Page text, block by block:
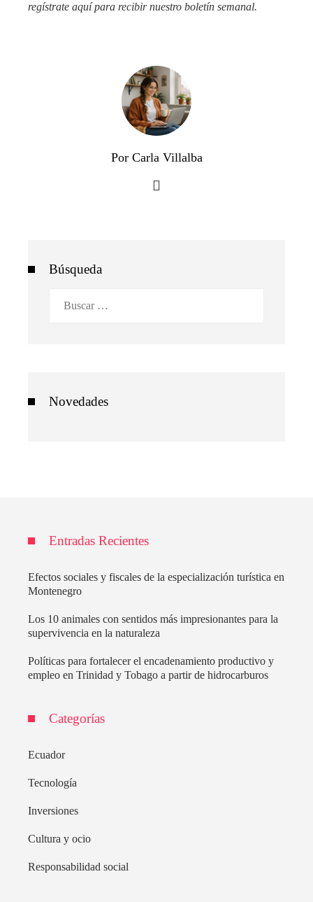
regístrate aquí para recibirnuestro boletín semanal.
Por Carla Villalba
Búsqueda
Novedades
Entradas Recientes
Efectos sociales y fiscales de la especialización turística en
Montenegro
Los 10 animales con sentidos más impresionantes para la
supervivencia en la naturaleza
Políticas para fortalecer el encadenamiento productivo y
empleo en Trinidad y Tobago a partir de hidrocarburos
Categorías
Ecuador
Tecnología
Inversiones
Cultura y ocio
Responsabilidad social